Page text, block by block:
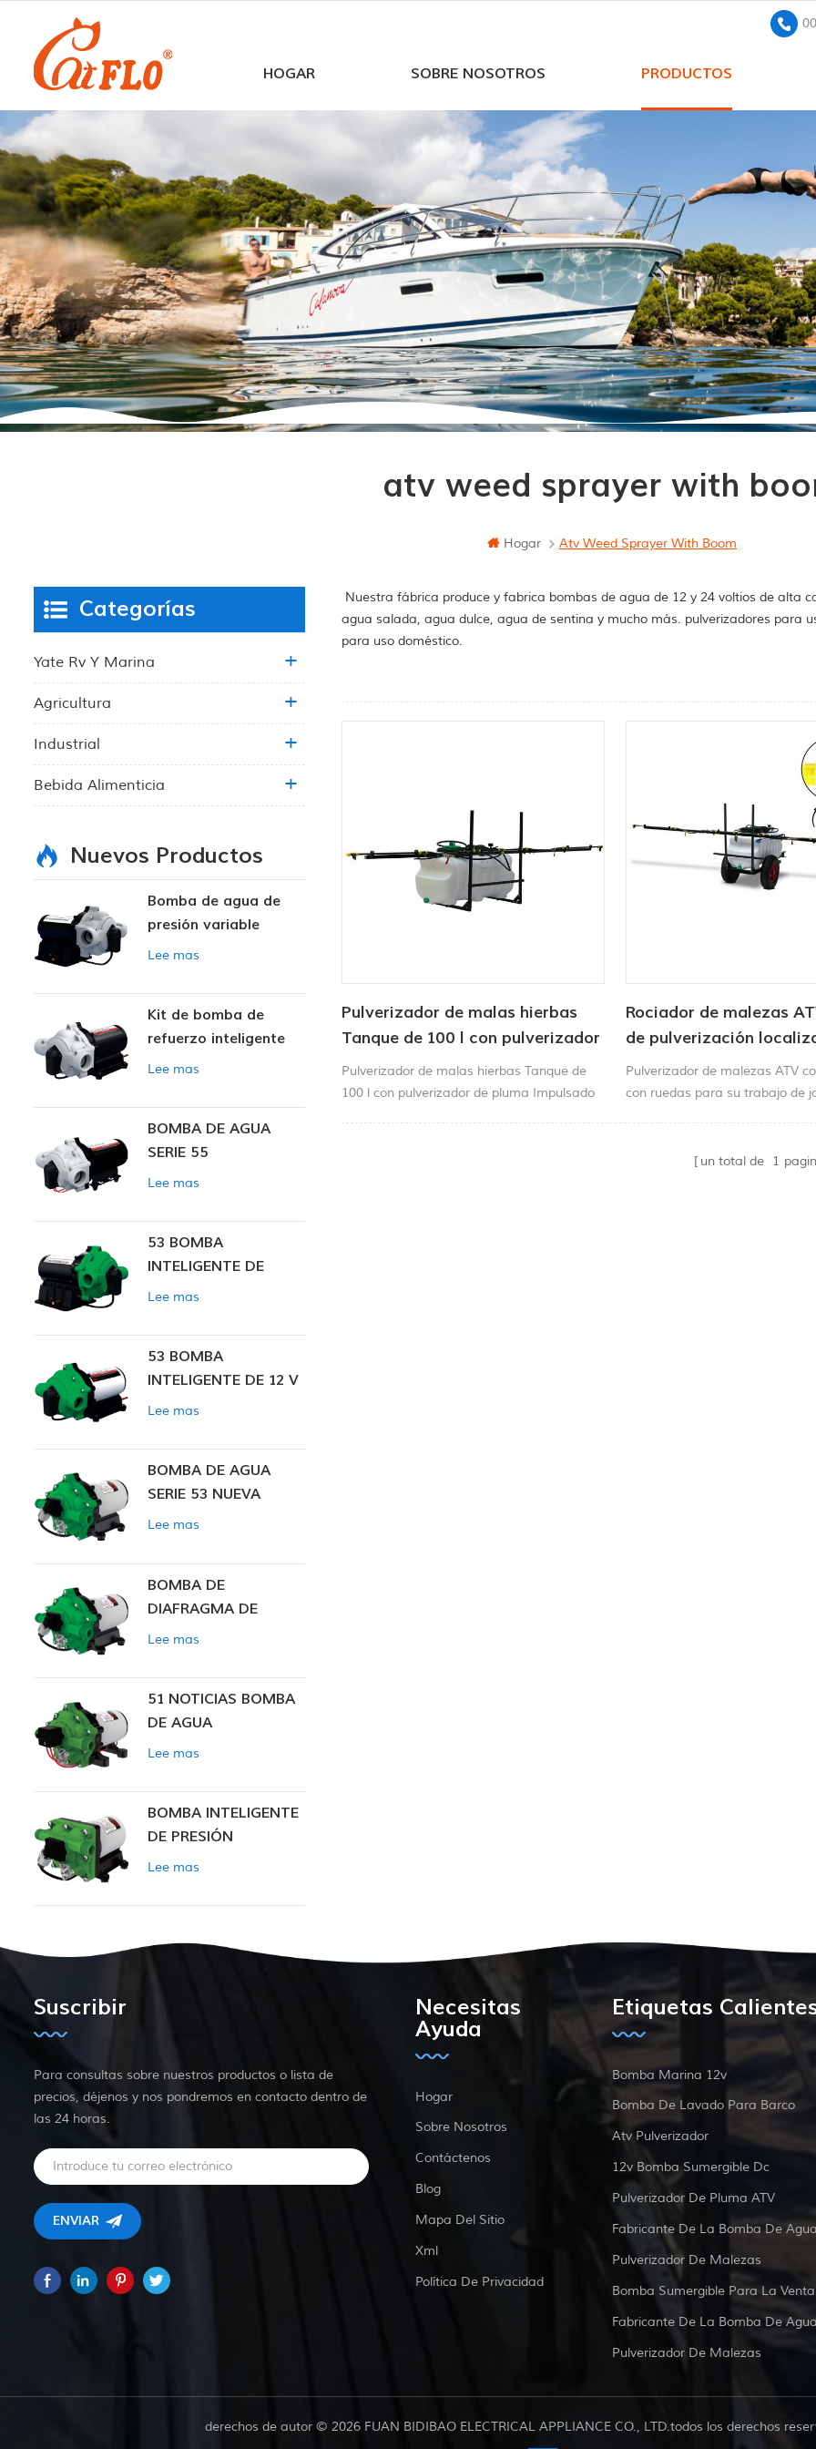
HOGAR SOBRE NOSOTROS PRODUCTOS
atv weed sprayer with
Hogar Atv Weed Sprayer With Boom
Nuestra fábrica produce y fabrica bombas de agua de 12 y 24 voltios de alta
agua salada, agua dulce, agua de sentina y mucho más. pulverizadores para
para uso doméstico.
Pulverizador de malas hierbas
Tanque de 100 l con pulverizador
de pluma 3M
Pulverizador de malas hierbas Tanque de
100 l con pulverizador de pluma Impulsado
Rociador de malezas
de pulverización
pluma de 3 m,
pluma de 100 l, carro
Pulverizador de malezas ATV
con ruedas para su trabajo de
un total de 1
Categorías
Yate Rv Y Marina
Agricultura
Industrial
Bebida Alimenticia
Nuevos Productos
Bomba de agua de
presión variable
inteligente
Lee mas
Kit de bomba de
refuerzo inteligente
Lee mas
BOMBA DE AGUA
SERIE 55
Lee mas
53 BOMBA
INTELIGENTE DE
PRESIÓN CONSTANTE
Lee mas
53 BOMBA
INTELIGENTE DE 12 V
CC DE PRESIÓN
Lee mas
BOMBA DE AGUA
SERIE 53 NUEVA
Lee mas
BOMBA DE
DIAFRAGMA DE
PRESIÓN CONSTANTE
Lee mas
51 NOTICIAS BOMBA
DE AGUA
Lee mas
BOMBA INTELIGENTE
DE PRESIÓN
CONSTANTE SERIE
Lee mas
Suscribir
Para consultas sobre nuestros productos o lista de
precios, déjenos y nos pondremos en contacto dentro de
las 24 horas.
Necesitas
Ayuda
Hogar
Sobre Nosotros
Contáctenos
Blog
Mapa Del Sitio
Xml
Política De Privacidad
Etiquetas
Bomba Marina 12v
Bomba De Lavado Para Barco
Atv Pulverizador
12v Bomba Sumergible Dc
Pulverizador De Pluma ATV
Fabricante De La Bomba De Agua
Pulverizador De Malezas
Bomba Sumergible Para La Venta
Fabricante De La Bomba De Agua
Pulverizador De Malezas
derechos de autor © 2026 FUAN BIDIBAO ELECTRICAL APPLIANCE CO., LTD.todos los derechos